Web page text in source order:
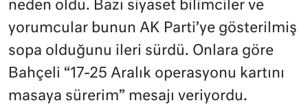
neden oldu. Bazı siyaset bilimciler ve
yorumcular bunun AK Parti’ye gösterilmiş
sopa olduğunu ileri sürdü. Onlara göre
Bahçeli “17-25 Aralık operasyonu kartını
masaya sürerim” mesajı veriyordu.